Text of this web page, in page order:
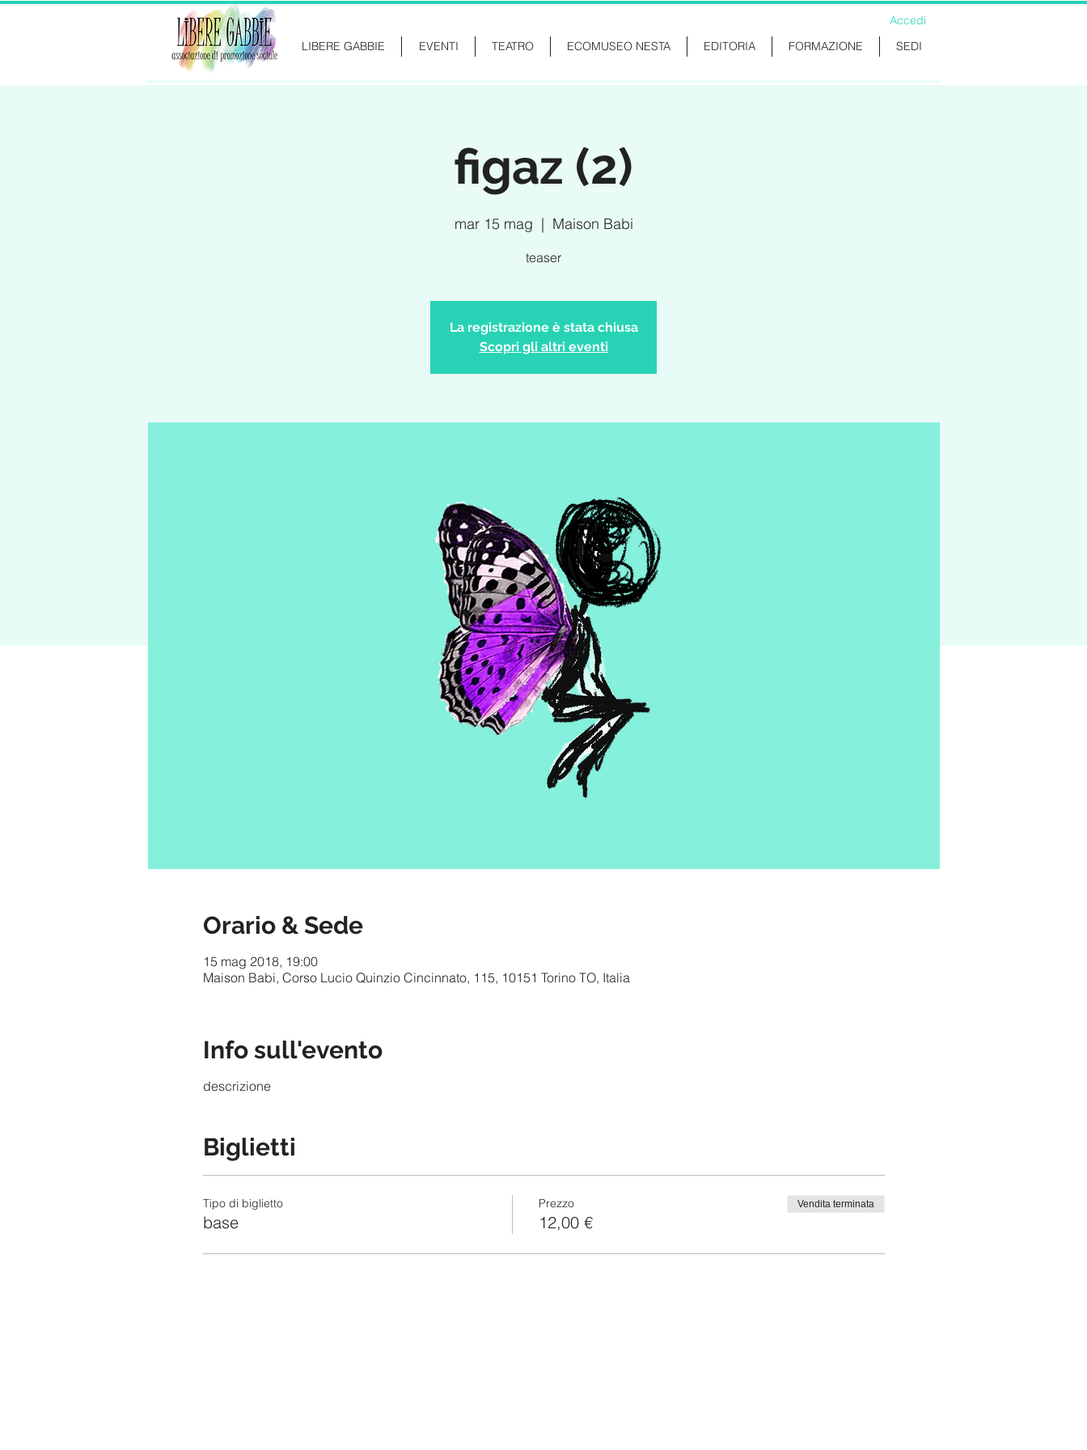
Accedi
LIBERE GABBIE
EVENTI TEATRO ECOMUSEO NESTA EDITORIA FORMAZIONE SEDI
figaz (2)
mar 15 mag
  |
Maison Babi
teaser
La registrazione è stata chiusa
Scopri gli altri eventi
Orario & Sede
15 mag 2018, 19:00
Maison Babi, Corso Lucio Quinzio Cincinnato, 115, 10151 Torino TO, Italia
Info sull'evento
descrizione
Biglietti
Tipo di biglietto
base
Prezzo
12,00 €
Vendita terminata